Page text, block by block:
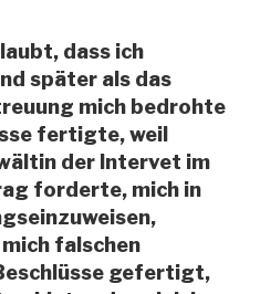
dass ich
später als das
mich bedrohte
fertigte, weil
der Intervet im
forderte, mich in
falschen
gefertigt,